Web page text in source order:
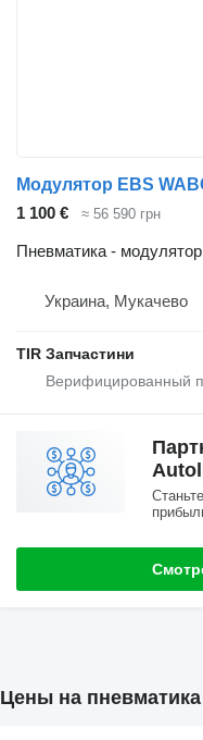
1 100 € ≈ 56 590 грн
Пневматика -
Украина, Мукачево
TIR Запчастини
Цены на пневматика